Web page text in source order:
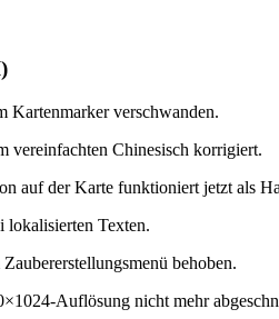
Kartenmarker verschwanden.
vereinfachten Chinesisch korrigiert.
auf der Karte funktioniert jetzt als
lokalisierten Texten.
behoben.
Auflösung nicht mehr